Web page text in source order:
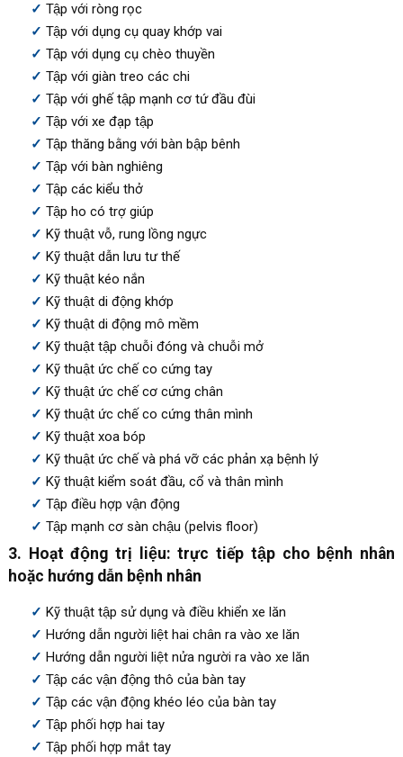
Tập với ròng rọc
Tập với dụng cụ quay khớp vai
Tập với dụng cụ chèo thuyền
Tập với giàn treo các chi
Tập với ghế tập mạnh cơ tứ đầu đùi
Tập với xe đạp tập
Tập thăng bằng với bàn bập bênh
Tập với bàn nghiêng
Tập các kiểu thở
Tập ho có trợ giúp
Kỹ thuật vỗ, rung lồng ngực
Kỹ thuật dẫn lưu tư thế
Kỹ thuật kéo nắn
Kỹ thuật di động khớp
Kỹ thuật di động mô mềm
Kỹ thuật tập chuỗi đóng và chuỗi mở
Kỹ thuật ức chế co cứng tay
Kỹ thuật ức chế cơ cứng chân
Kỹ thuật ức chế co cứng thân mình
Kỹ thuật xoa bóp
Kỹ thuật ức chế và phá vỡ các phản xạ bệnh lý
Kỹ thuật kiểm soát đầu, cổ và thân mình
Tập điều hợp vận động
Tập mạnh cơ sàn chậu (pelvis floor)
3. Hoạt động trị liệu: trực tiếp tập cho bệnh nhân
hoặc hướng dẫn bệnh nhân
Kỹ thuật tập sử dụng và điều khiển xe lăn
Hướng dẫn người liệt hai chân ra vào xe lăn
Hướng dẫn người liệt nửa người ra vào xe lăn
Tập các vận động thô của bàn tay
Tập các vận động khéo léo của bàn tay
Tập phối hợp hai tay
Tập phối hợp mắt tay